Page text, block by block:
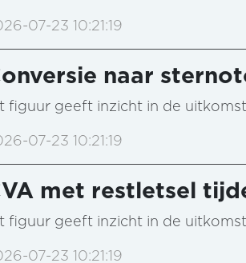
07-23 10:21:19
naar
figuur geeft inzicht in de
07-23 10:21:19
met restletsel
figuur geeft inzicht in de
07-23 10:21:19